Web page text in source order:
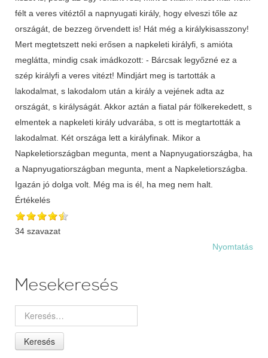
Értékelés
34 szavazat
Nyomtatás
Mesekeresés
Keresés